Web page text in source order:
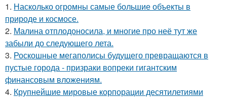
1. Насколько огромны самые большие объекты в
природе и космосе.
2. Малина отплодоносила, и многие про неё тут же
забыли до следующего лета.
3. Роскошные мегаполисы будущего превращаются в
пустые города - призраки вопреки гигантским
финансовым вложениям.
4. Крупнейшие мировые корпорации десятилетиями